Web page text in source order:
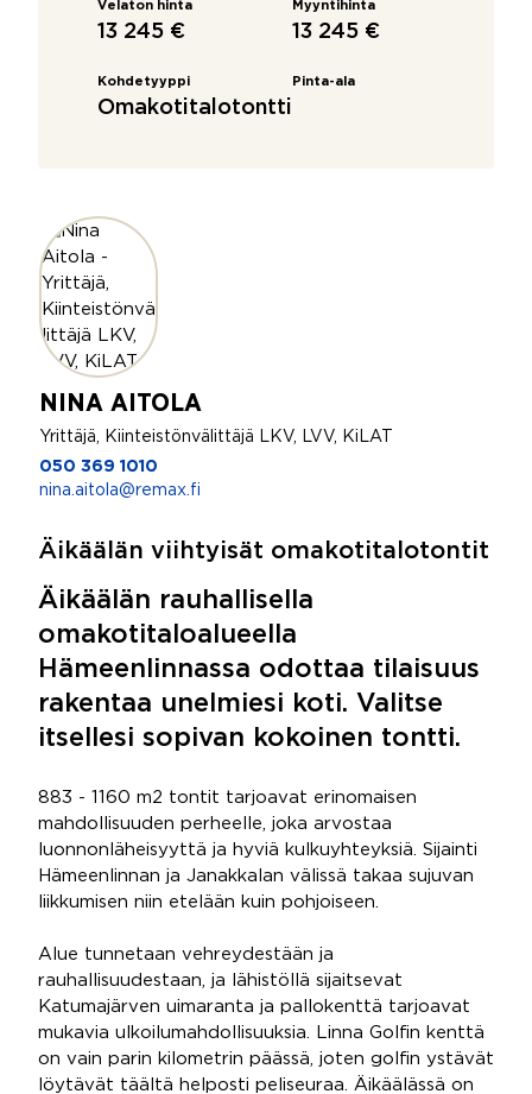
Velaton hinta
13 245 €
Myyntihinta
13 245 €
Kohdetyyppi
Omakotitalotontti
Pinta-ala
NINA AITOLA
Yrittäjä, Kiinteistönvälittäjä LKV, LVV, KiLAT
050 369 1010
nina.aitola@remax.fi
Äikäälän viihtyisät omakotitalotontit
Äikäälän rauhallisella
omakotitaloalueella
Hämeenlinnassa odottaa tilaisuus
rakentaa unelmiesi koti. Valitse
itsellesi sopivan kokoinen tontti.
883 - 1160 m2 tontit tarjoavat erinomaisen
mahdollisuuden perheelle, joka arvostaa
luonnonläheisyyttä ja hyviä kulkuyhteyksiä. Sijainti
Hämeenlinnan ja Janakkalan välissä takaa sujuvan
liikkumisen niin etelään kuin pohjoiseen.
Alue tunnetaan vehreydestään ja
rauhallisuudestaan, ja lähistöllä sijaitsevat
Katumajärven uimaranta ja pallokenttä tarjoavat
mukavia ulkoilumahdollisuuksia. Linna Golfin kenttä
on vain parin kilometrin päässä, joten golfin ystävät
löytävät täältä helposti peliseuraa. Äikäälässä on